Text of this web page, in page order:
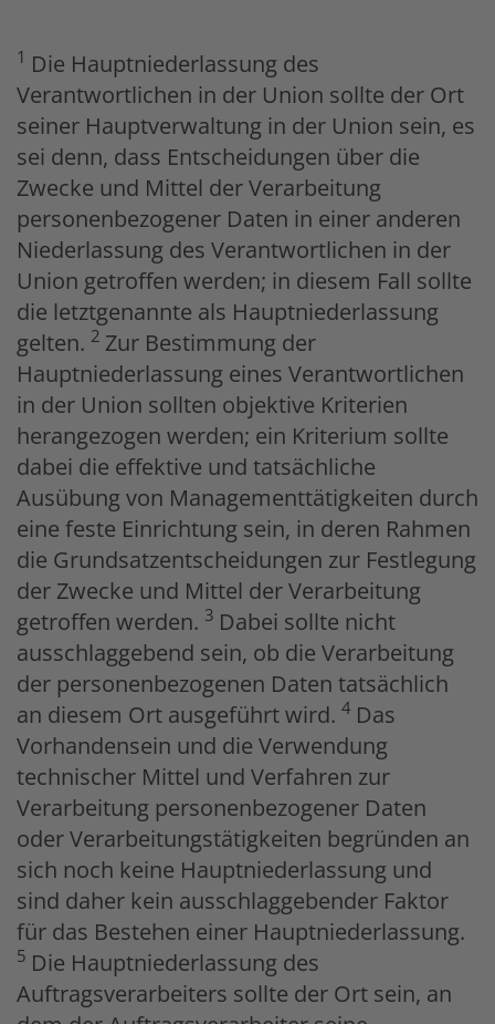
1 Die Hauptniederlassung des
Verantwortlichen in der Union sollte der Ort
seiner Hauptverwaltung in der Union sein, es
sei denn, dass Entscheidungen über die
Zwecke und Mittel der Verarbeitung
personenbezogener Daten in einer anderen
Niederlassung des Verantwortlichen in der
Union getroffen werden; in diesem Fall sollte
die letztgenannte als Hauptniederlassung
gelten. 2 Zur Bestimmung der
Hauptniederlassung eines Verantwortlichen
in der Union sollten objektive Kriterien
herangezogen werden; ein Kriterium sollte
dabei die effektive und tatsächliche
Ausübung von Managementtätigkeiten durch
eine feste Einrichtung sein, in deren Rahmen
die Grundsatzentscheidungen zur Festlegung
der Zwecke und Mittel der Verarbeitung
getroffen werden. 3 Dabei sollte nicht
ausschlaggebend sein, ob die Verarbeitung
der personenbezogenen Daten tatsächlich
an diesem Ort ausgeführt wird. 4 Das
Vorhandensein und die Verwendung
technischer Mittel und Verfahren zur
Verarbeitung personenbezogener Daten
oder Verarbeitungstätigkeiten begründen an
sich noch keine Hauptniederlassung und
sind daher kein ausschlaggebender Faktor
für das Bestehen einer Hauptniederlassung.
5 Die Hauptniederlassung des
Auftragsverarbeiters sollte der Ort sein, an